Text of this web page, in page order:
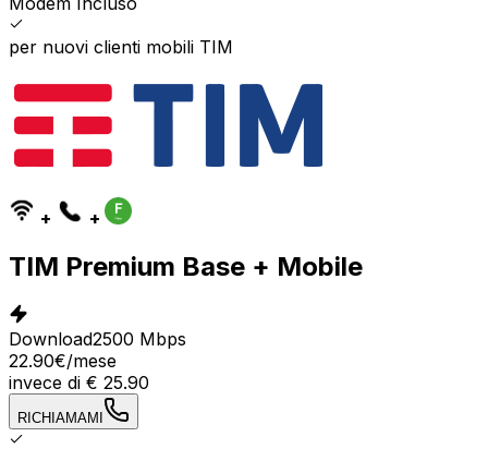
per nuovi clienti mobili TIM
+ +
TIM Premium Base + Mobile
Download2500 Mbps
22.90€/mese
invece di € 25.90
RICHIAMAMI